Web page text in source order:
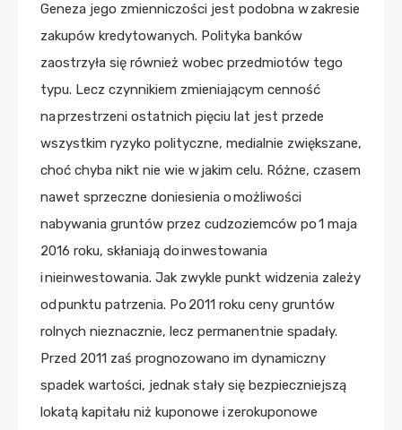
Geneza jego zmienniczości jest podobna w zakresie
zakupów kredytowanych. Polityka banków
zaostrzyła się również wobec przedmiotów tego
typu. Lecz czynnikiem zmieniającym cenność
na przestrzeni ostatnich pięciu lat jest przede
wszystkim ryzyko polityczne, medialnie zwiększane,
choć chyba nikt nie wie w jakim celu. Różne, czasem
nawet sprzeczne doniesienia o możliwości
nabywania gruntów przez cudzoziemców po 1 maja
2016 roku, skłaniają do inwestowania
i nieinwestowania. Jak zwykle punkt widzenia zależy
od punktu patrzenia. Po 2011 roku ceny gruntów
rolnych nieznacznie, lecz permanentnie spadały.
Przed 2011 zaś prognozowano im dynamiczny
spadek wartości, jednak stały się bezpieczniejszą
lokatą kapitału niż kuponowe i zerokuponowe